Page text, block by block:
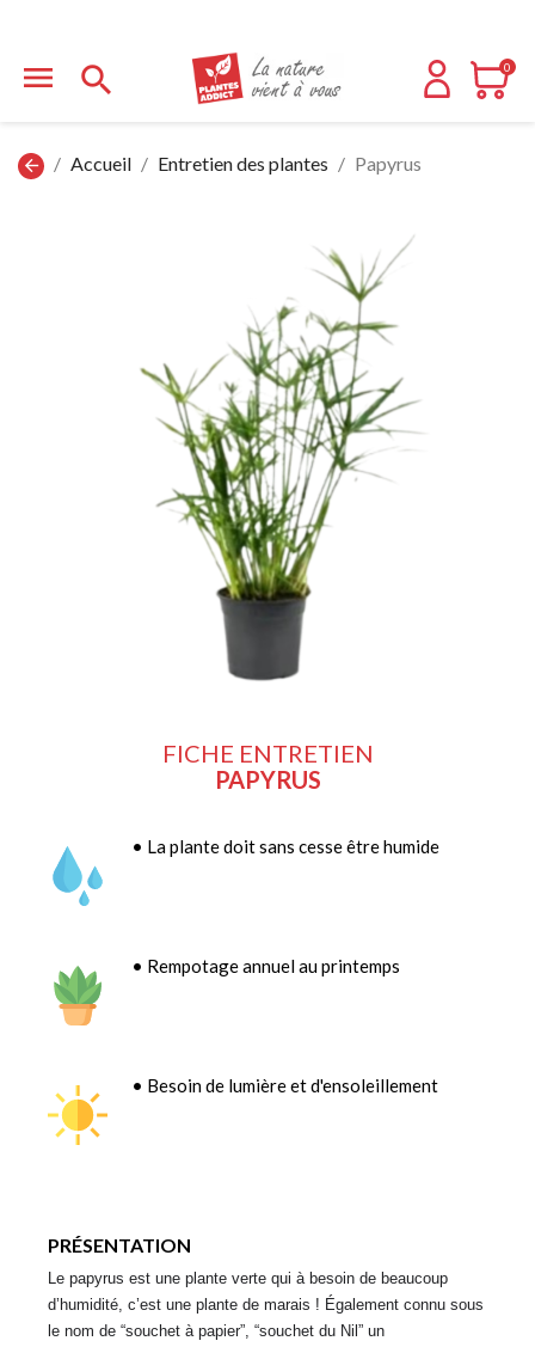
  0
arrow_back Accueil Entretien des plantes Papyrus
FICHE ENTRETIEN
PAPYRUS
• La plante doit sans cesse être humide
• Rempotage annuel au printemps
• Besoin de lumière et d'ensoleillement
PRÉSENTATION
Le papyrus est une plante verte qui à besoin de beaucoup
d’humidité, c’est une plante de marais ! Également connu sous
le nom de “souchet à papier”, “souchet du Nil” un